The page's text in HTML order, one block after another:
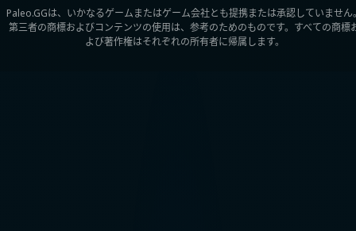
Paleo.GGは、いかなるゲームまたはゲーム会社とも提携または承認していません
第三者の商標およびコンテンツの使用は、参考のためのものです。すべての商標
よび著作権はそれぞれの所有者に帰属します。